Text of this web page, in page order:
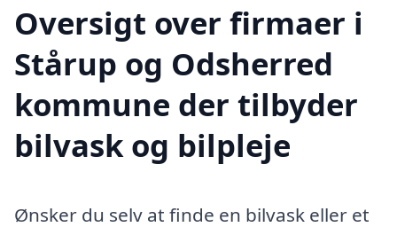
Oversigt over firmaer i
Stårup og Odsherred
kommune der tilbyder
bilvask og bilpleje
Ønsker du selv at finde en bilvask eller et